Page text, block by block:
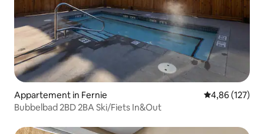
Appartement in Fernie Gemiddelde
4,86 (127)
Bubbelbad 2BD 2BA Ski/Fiets In&Out